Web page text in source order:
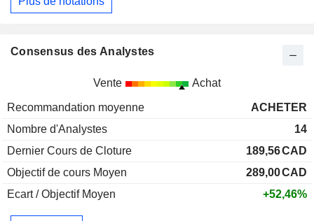
Consensus des Analystes
Vente Achat
Recommandation moyenne
ACHETER
Nombre d'Analystes
14
Dernier Cours de Cloture
189,56CAD
Objectif de cours Moyen
289,00CAD
Ecart / Objectif Moyen
+52,46%